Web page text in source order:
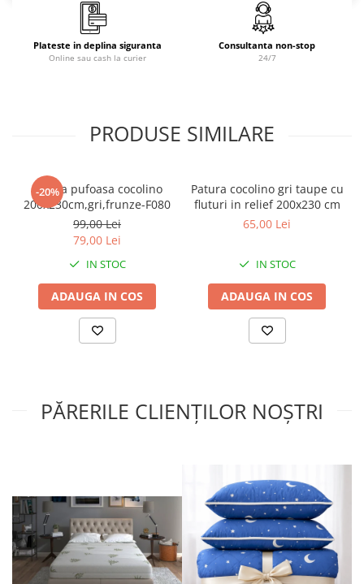
Navighează prin selecția noastră variată de produse și
descoperă cum
și alte articole
exclusiviste de la casa-decor.ro pot transforma orice spațiu
într-un cămin cald și primitor.
Plateste in deplina siguranta
Online sau cash la curier
Consultanta non-stop
24/7
PRODUSE SIMILARE
-20%
Patura pufoasa cocolino
200x230cm,gri,frunze-F080
99,00 Lei
79,00 Lei
IN STOC
ADAUGA IN COS
Patura cocolino gri taupe cu
fluturi in relief 200x230 cm
65,00 Lei
IN STOC
ADAUGA IN COS
PĂRERILE CLIENȚILOR NOȘTRI